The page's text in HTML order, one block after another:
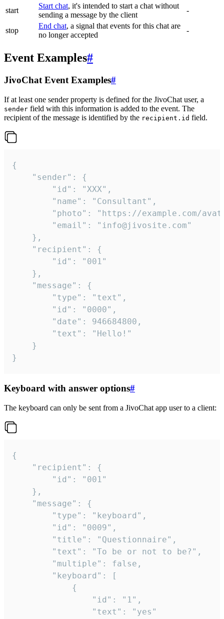
start
Start chat, it's intended to start a chat without
sending a message by the client
-
stop
End chat, a signal that events for this chat are
no longer accepted
-
Event Examples#
JivoChat Event Examples#
If at least one sender property is defined for the JivoChat user, a
sender field with this information is added to the event. The
recipient of the message is identified by the recipient.id field.
{
}
Keyboard with answer options#
The keyboard can only be sent from a JivoChat app user to a client:
{